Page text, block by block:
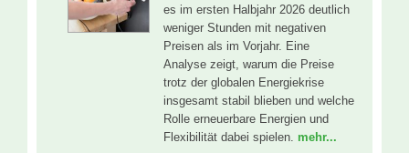
es im ersten Halbjahr 2026 deutlich
weniger Stunden mit negativen
Preisen als im Vorjahr. Eine
Analyse zeigt, warum die Preise
trotz der globalen Energiekrise
insgesamt stabil blieben und welche
Rolle erneuerbare Energien und
Flexibilität dabei spielen. mehr...